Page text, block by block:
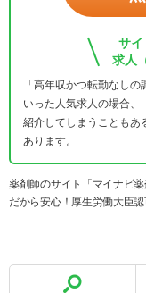
サイ
求人
「高年収かつ転勤なし
いった人気求人の場合、
紹介してしまうこともあ
あります。
薬剤師のサイト「マイナビ
だから安心！厚生労働大臣